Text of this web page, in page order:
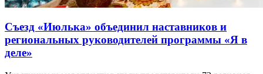
Съезд «Июлька» объединил наставников и
региональных руководителей программы «Я в
деле»